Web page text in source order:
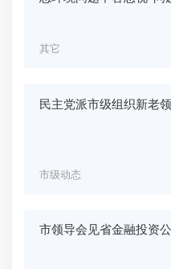
其它
民主党派市级组织新老
市级动态
市领导会见省金融投资